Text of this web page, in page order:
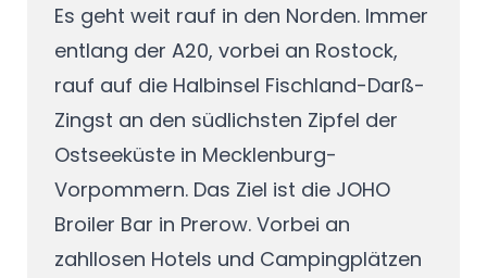
Es geht weit rauf in den Norden. Immer
entlang der A20, vorbei an Rostock,
rauf auf die Halbinsel Fischland-Darß-
Zingst an den südlichsten Zipfel der
Ostseeküste in Mecklenburg-
Vorpommern. Das Ziel ist die JOHO
Broiler Bar in Prerow. Vorbei an
zahllosen Hotels und Campingplätzen